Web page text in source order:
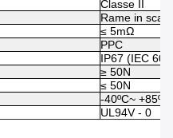
Classe II
Rame in
≤ 5mΩ
PPC
IP67 (IEC
≥ 50N
≤ 50N
-40ºC~ +85ºC
UL94V - 0